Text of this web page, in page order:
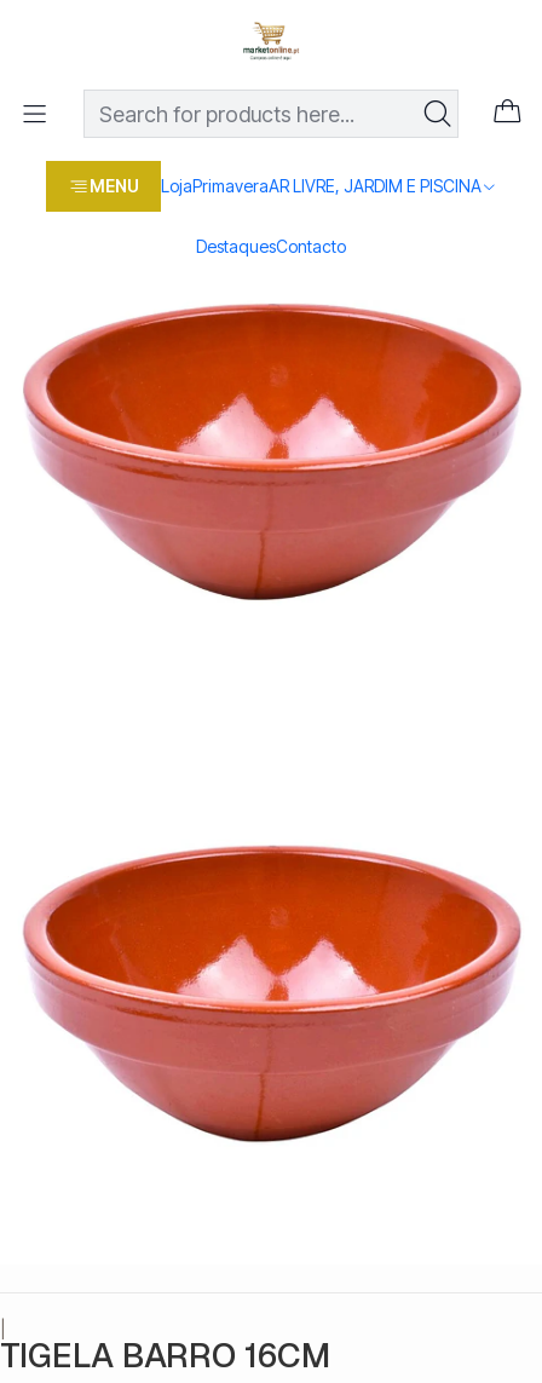
MENU LojaPrimaveraAR LIVRE, JARDIM E PISCINA
DestaquesContacto
Os melhores preços em produtos para casa, jardim e bricolage
Home Loja Casa e conforto COZINHA
BARRO
TIGELA BARRO 16CM
TIGELA BARRO 16CM